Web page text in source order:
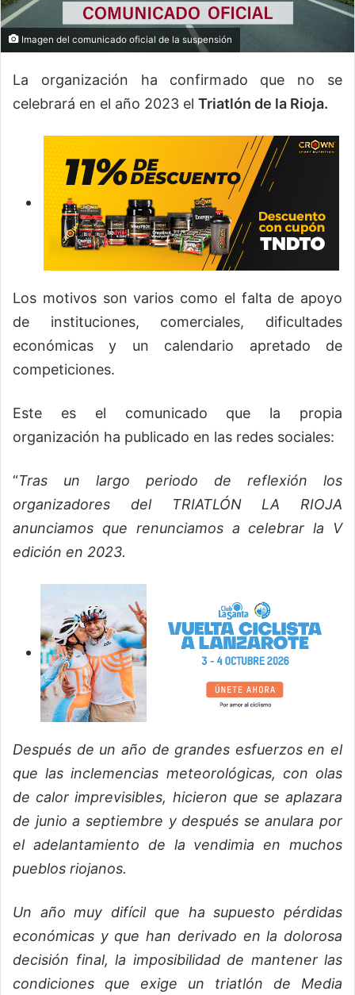
Imagen del comunicado oficial de la suspensión
La organización ha confirmado que no se
celebrará en el año 2023 el Triatlón de la Rioja.
Los motivos son varios como el falta de apoyo
de instituciones, comerciales, dificultades
económicas y un calendario apretado de
competiciones.
Este es el comunicado que la propia
organización ha publicado en las redes sociales:
“Tras un largo periodo de reflexión los
organizadores del TRIATLÓN LA RIOJA
anunciamos que renunciamos a celebrar la V
edición en 2023.
Después de un año de grandes esfuerzos en el
que las inclemencias meteorológicas, con olas
de calor imprevisibles, hicieron que se aplazara
de junio a septiembre y después se anulara por
el adelantamiento de la vendimia en muchos
pueblos riojanos.
Un año muy difícil que ha supuesto pérdidas
económicas y que han derivado en la dolorosa
decisión final, la imposibilidad de mantener las
condiciones que exige un triatlón de Media